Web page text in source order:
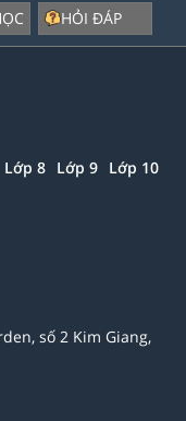
HỎI ĐÁP
Lớp 8 Lớp 9 Lớp 10
số 2 Kim Giang,